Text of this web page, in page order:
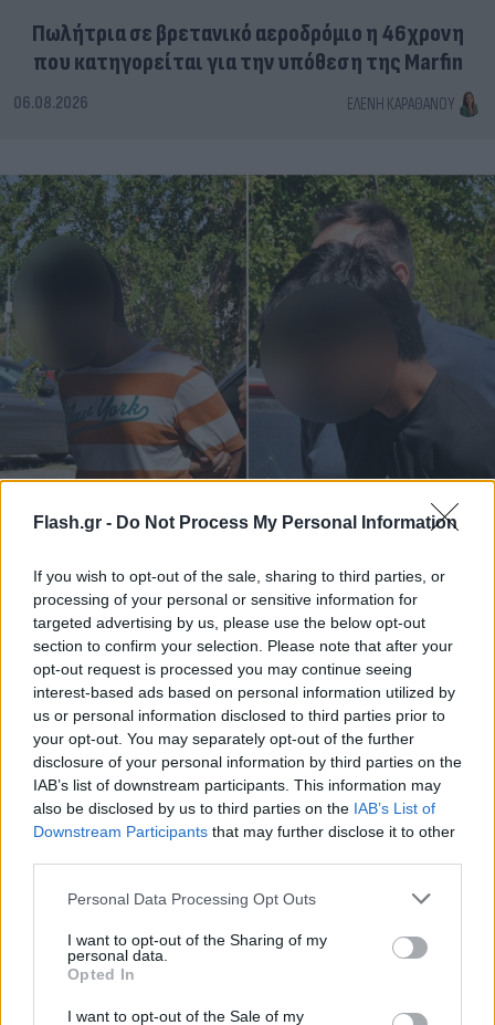
Flash.gr - Do Not Process My Personal Information
If you wish to opt-out of the sale, sharing to third parties, or
processing of your personal or sensitive information for
targeted advertising by us, please use the below opt-out
section to confirm your selection. Please note that after your
opt-out request is processed you may continue seeing
interest-based ads based on personal information utilized by
us or personal information disclosed to third parties prior to
your opt-out. You may separately opt-out of the further
disclosure of your personal information by third parties on the
IAB’s list of downstream participants. This information may
also be disclosed by us to third parties on the IAB’s List of
Downstream Participants that may further disclose it to other
Please note that this website/app uses one or more Google
not limited to your visit or usage behaviour. You may click to
grant or deny consent to Google and its third-party tags to
use your data for below specified purposes in below Google
consent section.
Personal Data Processing Opt Outs
I want to opt-out of the Sharing of my
personal data.
Opted In
I want to opt-out of the Sale of my
Πωλήτρια σε βρετανικό αεροδρόμιο η 46χρονη
που κατηγορείται για την υπόθεση της Marfin
06.08.2026 ΕΛΈΝΗ ΚΑΡΑΘΆΝΟΥ
Ναύπλιο: Προφυλακιστέοι οι δύο Ινδοί για τη
δολοφονία του ψυχολόγου
06.08.2026